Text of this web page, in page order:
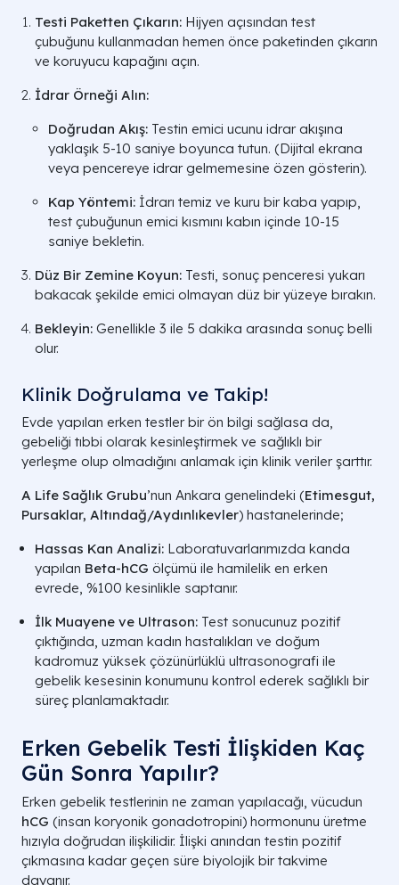
Testi Paketten Çıkarın: Hijyen açısından test
çubuğunu kullanmadan hemen önce paketinden çıkarın
ve koruyucu kapağını açın.
İdrar Örneği Alın:
Doğrudan Akış: Testin emici ucunu idrar akışına
yaklaşık 5-10 saniye boyunca tutun. (Dijital ekrana
veya pencereye idrar gelmemesine özen gösterin).
Kap Yöntemi: İdrarı temiz ve kuru bir kaba yapıp,
test çubuğunun emici kısmını kabın içinde 10-15
saniye bekletin.
Düz Bir Zemine Koyun: Testi, sonuç penceresi yukarı
bakacak şekilde emici olmayan düz bir yüzeye bırakın.
Bekleyin: Genellikle 3 ile 5 dakika arasında sonuç belli
olur.
Klinik Doğrulama ve Takip!
Evde yapılan erken testler bir ön bilgi sağlasa da,
gebeliği tıbbi olarak kesinleştirmek ve sağlıklı bir
yerleşme olup olmadığını anlamak için klinik veriler şarttır.
A Life Sağlık Grubu’nun Ankara genelindeki (Etimesgut,
Pursaklar, Altındağ/Aydınlıkevler) hastanelerinde;
Hassas Kan Analizi: Laboratuvarlarımızda kanda
yapılan Beta-hCG ölçümü ile hamilelik en erken
evrede, %100 kesinlikle saptanır.
İlk Muayene ve Ultrason: Test sonucunuz pozitif
çıktığında, uzman kadın hastalıkları ve doğum
kadromuz yüksek çözünürlüklü ultrasonografi ile
gebelik kesesinin konumunu kontrol ederek sağlıklı bir
süreç planlamaktadır.
Erken Gebelik Testi İlişkiden Kaç
Gün Sonra Yapılır​?
Erken gebelik testlerinin ne zaman yapılacağı, vücudun
hCG (insan koryonik gonadotropini) hormonunu üretme
hızıyla doğrudan ilişkilidir. İlişki anından testin pozitif
çıkmasına kadar geçen süre biyolojik bir takvime
dayanır.